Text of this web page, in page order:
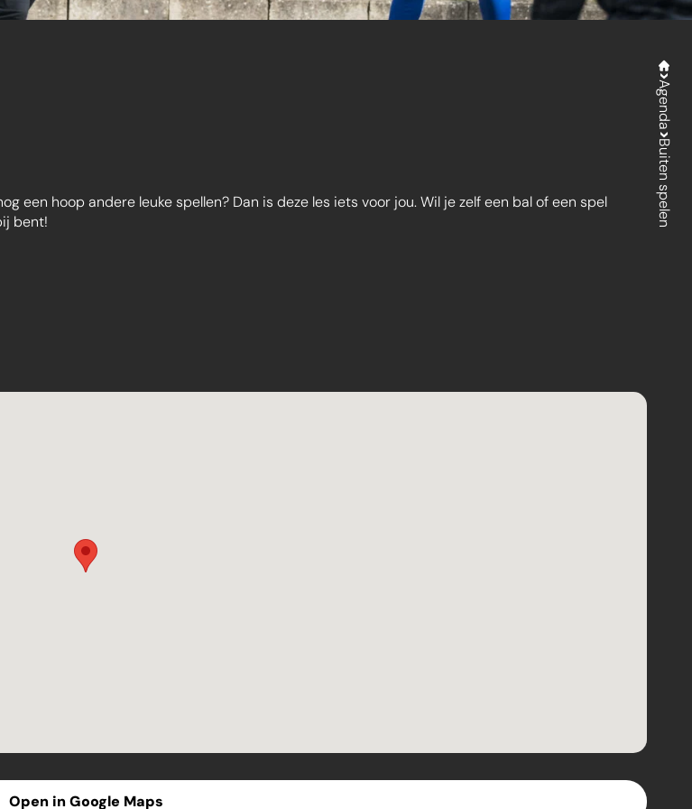
Agenda
Buiten spelen
een hoop andere leuke spellen? Dan is deze les iets voor jou. Wil je zelf een bal of een spel
bent!
Open in Google Maps